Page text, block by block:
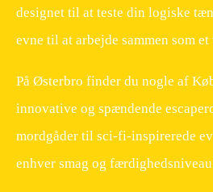
designet til at teste din logiske
evne til at arbejde sammen som et
På Østerbro finder du nogle af
innovative og spændende
mordgåder til sci-fi-inspirerede
enhver smag og